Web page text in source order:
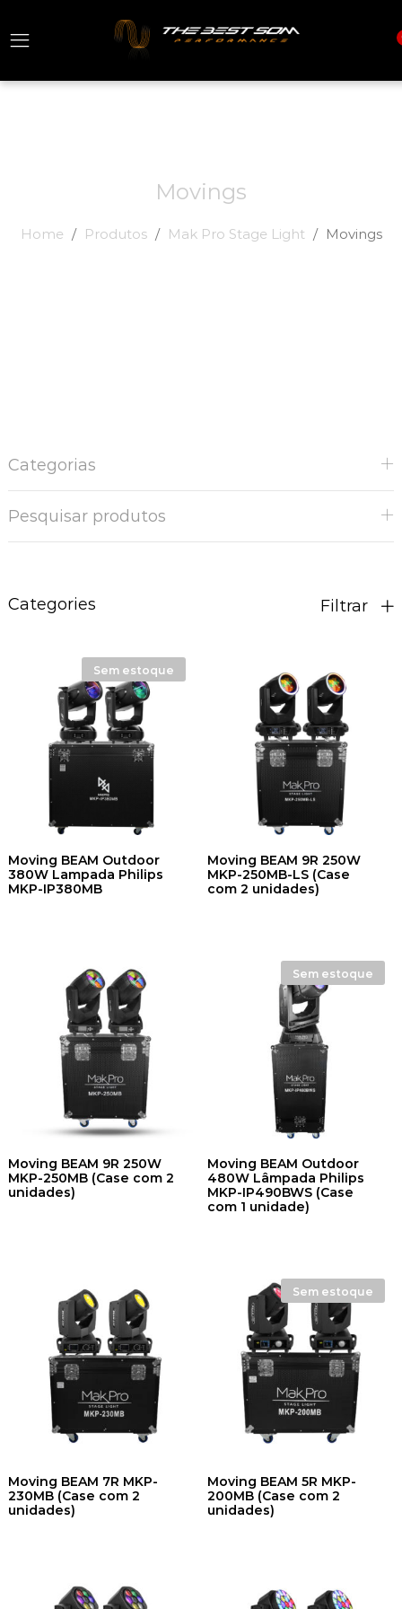
Movings
Home Produtos Mak Pro Stage Light Movings
Categorias
Pesquisar produtos
Categories Filtrar
Sem estoque
Moving BEAM Outdoor
380W Lampada Philips
MKP-IP380MB
Moving BEAM 9R 250W
MKP-250MB-LS (Case
com 2 unidades)
Moving BEAM 9R 250W
MKP-250MB (Case com 2
unidades)
Sem estoque
Moving BEAM Outdoor
480W Lâmpada Philips
MKP-IP490BWS (Case
com 1 unidade)
Moving BEAM 7R MKP-
230MB (Case com 2
unidades)
Sem estoque
Moving BEAM 5R MKP-
200MB (Case com 2
unidades)